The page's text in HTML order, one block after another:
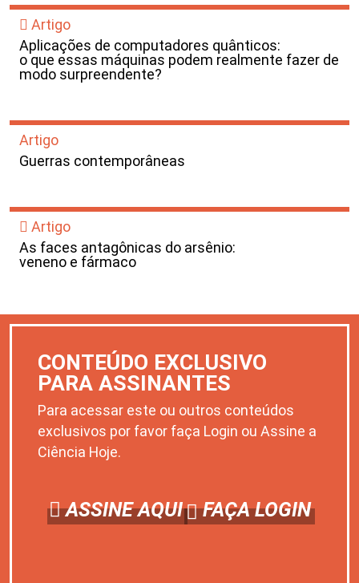
Artigo
Aplicações de computadores quânticos:
o que essas máquinas podem realmente fazer de
modo surpreendente?
Artigo
Guerras contemporâneas
Artigo
As faces antagônicas do arsênio:
veneno e fármaco
CONTEÚDO EXCLUSIVO
PARA ASSINANTES
Para acessar este ou outros conteúdos
exclusivos por favor faça Login ou Assine a
Ciência Hoje.
ASSINE AQUI FAÇA LOGIN